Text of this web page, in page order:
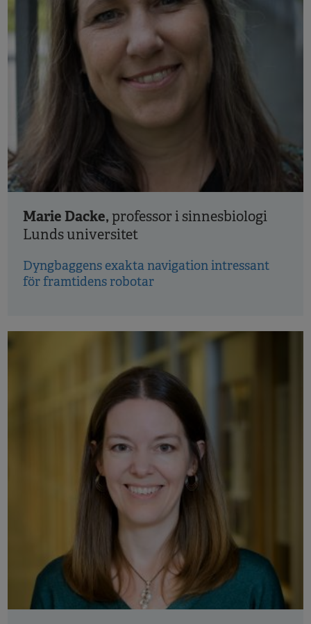
Marie Dacke, professor i sinnesbiologi
Lunds universitet
Dyngbaggens exakta navigation intressant
för framtidens robotar